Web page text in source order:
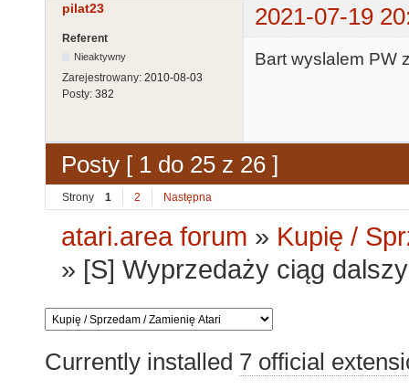
pilat23 2021-07-19
Referent
Nieaktywny
Zarejestrowany: 2010-08-03
Posty: 382
Bart wyslalem PW
Posty [ 1 do 25 z 26 ]
Strony 1 2 Następna
atari.area forum » Kupię /
» [S] Wyprzedaży ciąg
Currently installed 7 official